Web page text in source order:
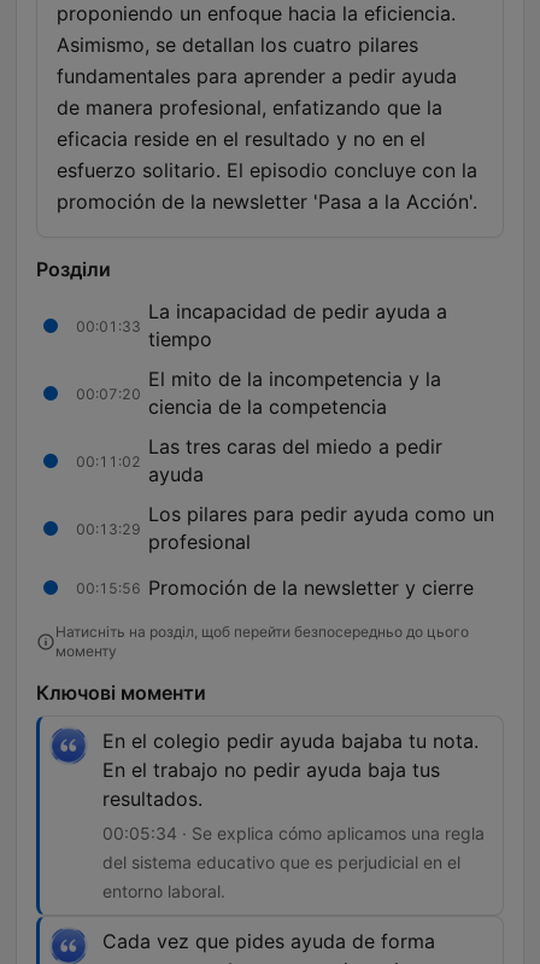
proponiendo un enfoque hacia la eficiencia.
Asimismo, se detallan los cuatro pilares
fundamentales para aprender a pedir ayuda
de manera profesional, enfatizando que la
eficacia reside en el resultado y no en el
esfuerzo solitario. El episodio concluye con la
promoción de la newsletter 'Pasa a la Acción'.
Розділи
00:01:33
La incapacidad de pedir ayuda a
tiempo
00:07:20
El mito de la incompetencia y la
ciencia de la competencia
00:11:02
Las tres caras del miedo a pedir
ayuda
00:13:29
Los pilares para pedir ayuda como un
profesional
00:15:56 Promoción de la newsletter y cierre
Натисніть на розділ, щоб перейти безпосередньо до цього
моменту
Ключові моменти
En el colegio pedir ayuda bajaba tu nota.
En el trabajo no pedir ayuda baja tus
resultados.
00:05:34 · Se explica cómo aplicamos una regla
del sistema educativo que es perjudicial en el
entorno laboral.
Cada vez que pides ayuda de forma